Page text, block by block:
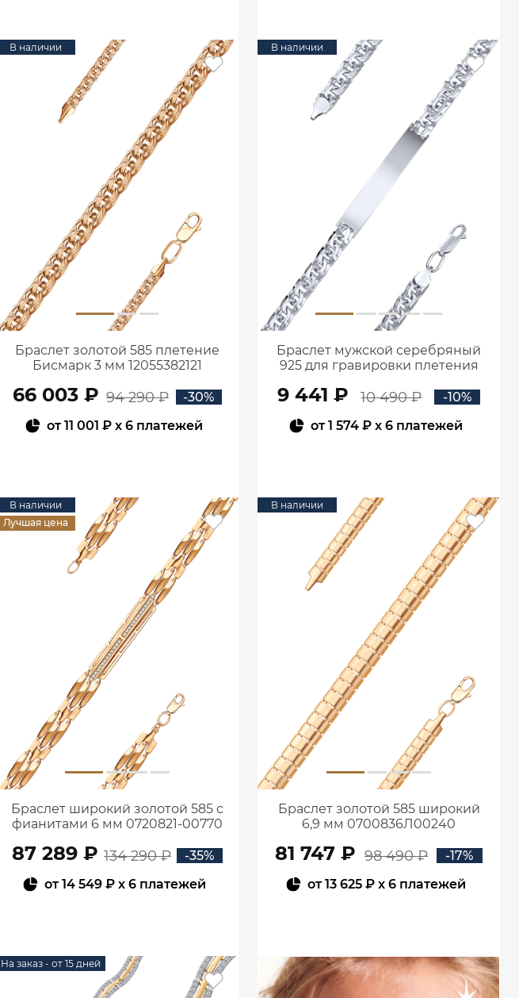
В наличии
Браслет золотой 585 плетение
Бисмарк 3 мм 12055382121
66 003 ₽ 94 290 ₽
-30%
от11 001 ₽ x 6 платежей
В наличии
Браслет мужской серебряный
925 для гравировки плетения
9 441 ₽ 10 490 ₽
-10%
от1 574 ₽x 6 платежей
В наличии
Лучшая цена
Браслет широкий золотой 585 с
фианитами 6 мм 0720821-00770
87 289 ₽ 134 290 ₽
-35%
от14 549 ₽x 6 платежей
В наличии
Браслет золотой 585 широкий
6,9 мм 0700836Л00240
81 747 ₽ 98 490 ₽
-17%
от13 625 ₽x 6 платежей
На заказ - от 15 дней